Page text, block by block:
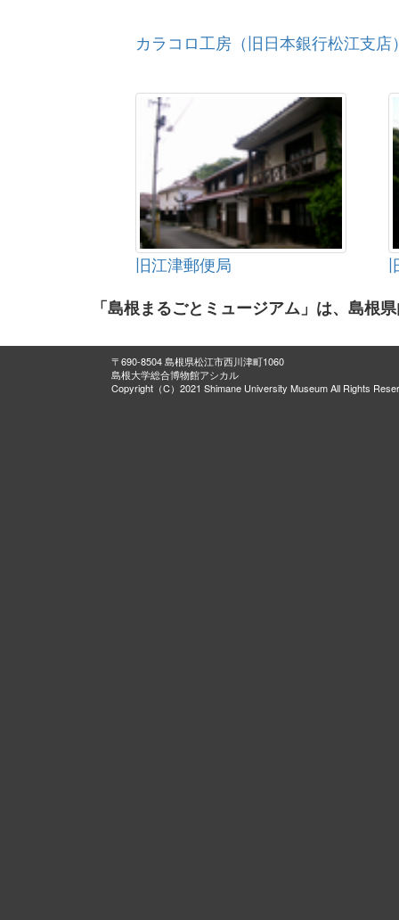
カラコロ工房（旧日本銀行松江支店
旧江津郵便局
「島根まるごとミュージアム」は、島根
〒690-8504 島根県松江市西川津町1060
島根大学総合博物館アシカル
Copyright（C）2021 Shimane University Museum All Rights